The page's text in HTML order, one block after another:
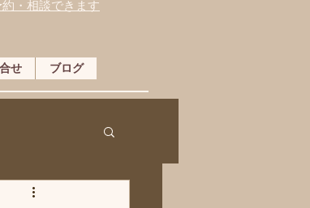
約・相談できます
せ ブログ